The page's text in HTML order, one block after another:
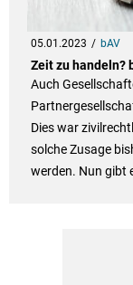
05.01.2023 bAV
Zeit zu handeln?
Auch
Dies war
solche Zusage
werden. Nun gibt